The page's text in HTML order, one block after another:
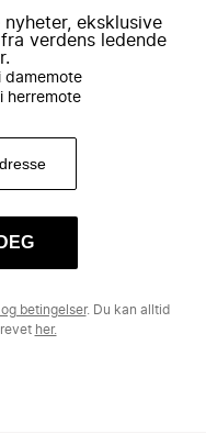
eksklusive
verdens ledende
damemote
herremote
betingelser. Du kan alltid
her.